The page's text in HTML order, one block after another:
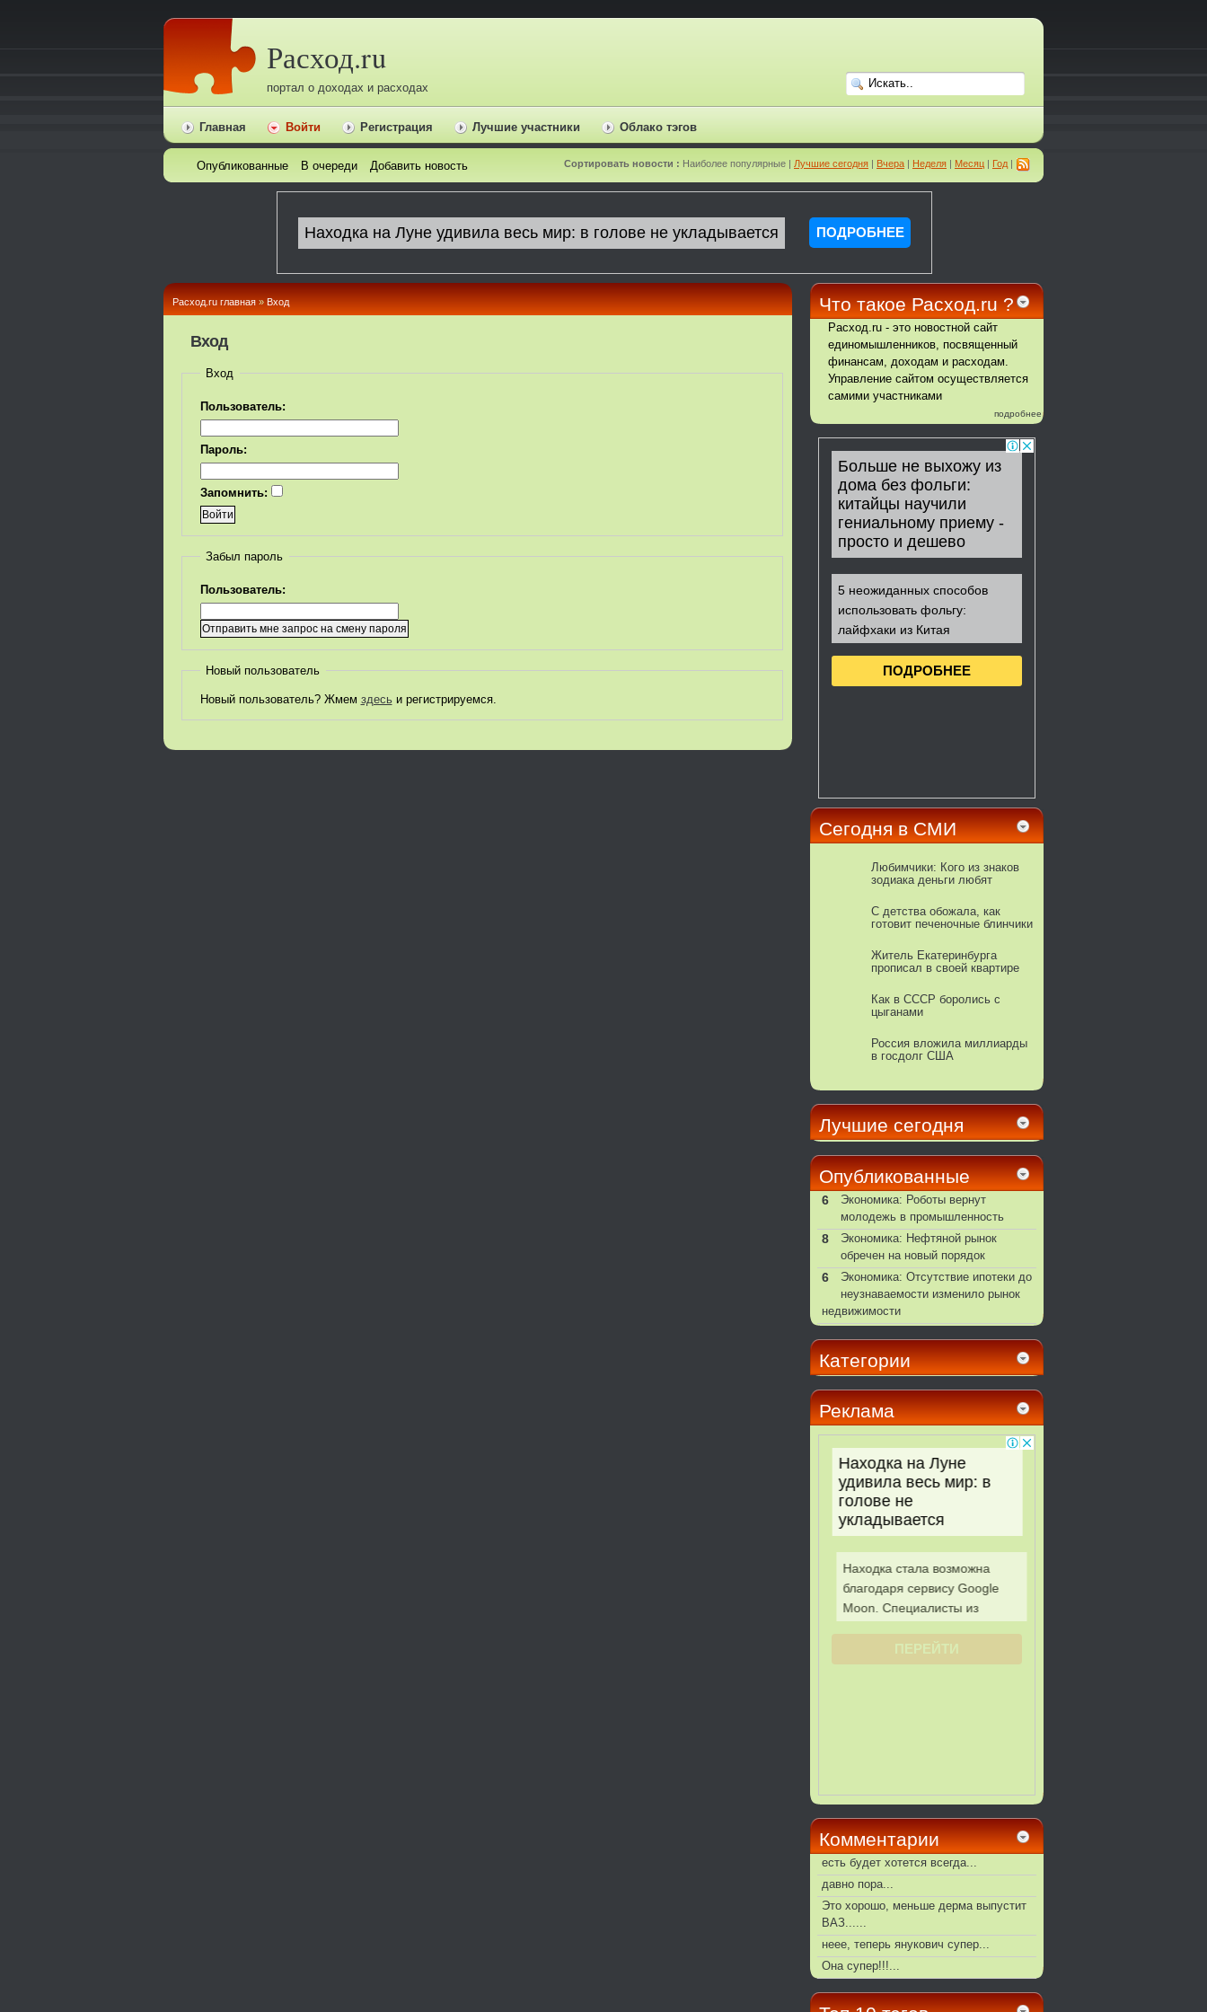
Расход.ru
портал о доходах и расходах
Главная Войти Регистрация Лучшие участники Облако тэгов
Сортировать новости : Наиболее популярные | Лучшие сегодня | Вчера | Неделя | Месяц | Год |
Опубликованные В очереди Добавить новость
Расход.ru главная » Вход
Вход
Вход
Пользователь:
Пароль:
Запомнить:
Забыл пароль
Пользователь:
Новый пользователь
Новый пользователь? Жмем здесьи регистрируемся.
Что такое Расход.ru ?
Расход.ru - это новостной сайт
единомышленников, посвященный
финансам, доходам и расходам.
Управление сайтом осуществляется
самими участниками
подробнее
Сегодня в СМИ
Любимчики: Кого из знаков
зодиака деньги любят
С детства обожала, как
готовит печеночные блинчики
очень нежные
Житель Екатеринбурга
прописал в своей квартире
Как в СССР боролись с
цыганами
Россия вложила миллиарды
в госдолг США
Лучшие сегодня
Опубликованные
6
Экономика: Роботы вернут
молодежь в промышленность
8
Экономика: Нефтяной рынок
обречен на новый порядок
6
Экономика: Отсутствие ипотеки до
неузнаваемости изменило рынок
недвижимости
Категории
Реклама
Комментарии
есть будет хотется всегда...
давно пора...
Это хорошо, меньше дерма выпустит
ВАЗ......
неее, теперь янукович супер...
Она супер!!!...